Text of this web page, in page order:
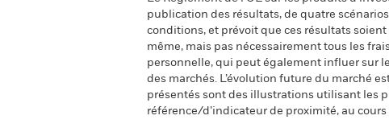
publication des résultats, de quatre
conditions, et prévoit que ces résultats
même, mais pas nécessairement tous les
personnelle, qui peut également influer sur
des marchés. L’évolution future du marché
présentés sont des illustrations utilisant les
référence/d’indicateur de proximité, au